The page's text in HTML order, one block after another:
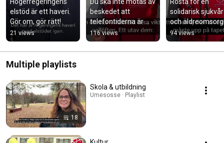
Högerregeringens
elstöd är ett haveri.
Gör om, gör rätt!
21 views
Du ska inte mötas av
beskedet att
telefontiderna är
slut när du ringer
hälsocentralen
08:05!
116 views
Rösta för en
solidarisk
och
94 views
Multiple playlists
18
Skola & utbildning
Umesosse · Playlist